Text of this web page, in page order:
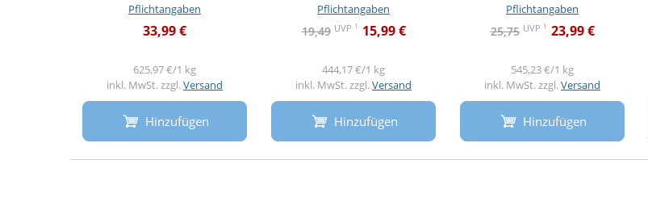
Pflichtangaben
33,99 €
625,97 €/1 kg
inkl. MwSt. zzgl.Versand
Hinzufügen
Pflichtangaben
19,49 UVP 1 15,99 €
444,17 €/1 kg
inkl. MwSt. zzgl.Versand
Hinzufügen
Pflichtangaben
25,75 UVP 1 23,99 €
545,23 €/1 kg
inkl. MwSt. zzgl.Versand
Hinzufügen